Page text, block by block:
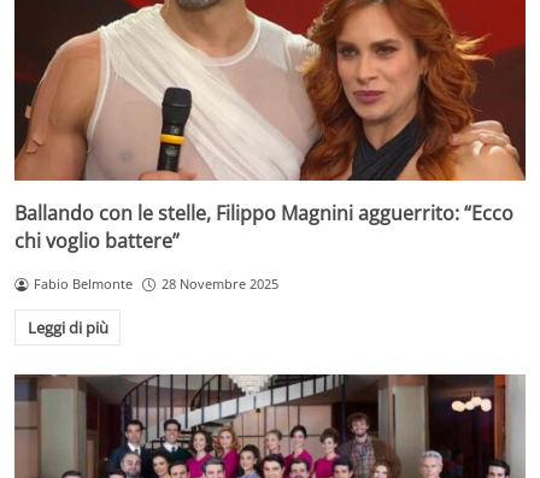
Ballando con le stelle, Filippo Magnini agguerrito: “Ecco
chi voglio battere”
Fabio Belmonte 28 Novembre 2025
Leggi di più